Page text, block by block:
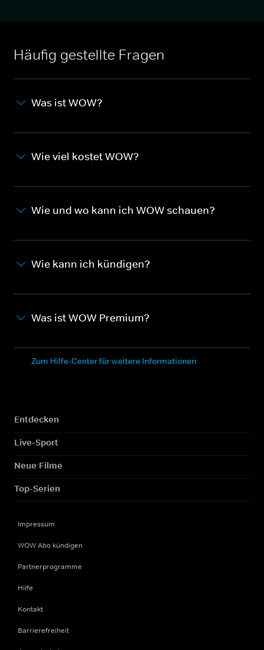
Häufig gestellte Fragen
Was ist WOW?
Wie viel kostet WOW?
Wie und wo kann ich WOW schauen?
Wie kann ich kündigen?
Was ist WOW Premium?
Zum Hilfe-Center für weitere Informationen
Entdecken
Live-Sport
Neue Filme
Top-Serien
Impressum
WOW Abo kündigen
Partnerprogramme
Hilfe
Kontakt
Barrierefreiheit